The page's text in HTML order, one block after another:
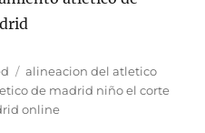
Etiquetas
alineacion del atletico
de madrid niño el corte
online